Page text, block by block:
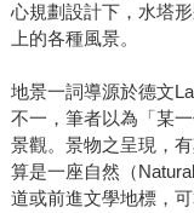
心規劃設計下，水塔
上的各種風景。
地景一詞導源於德文
不一，筆者以為「某
景觀。景物之呈現，
算是一座自然（
道或前進文學地標，